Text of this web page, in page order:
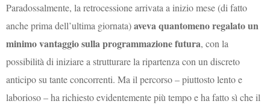
Paradossalmente, la retrocessione arrivata a inizio mese (di fatto
anche prima dell’ultima giornata)aveva quantomeno regalato un
minimo vantaggio sulla programmazione futura, con la
possibilità di iniziare a strutturare la ripartenza con un discreto
anticipo su tante concorrenti. Ma il percorso – piuttosto lento e
laborioso – ha richiesto evidentemente più tempo e ha fatto sì che il